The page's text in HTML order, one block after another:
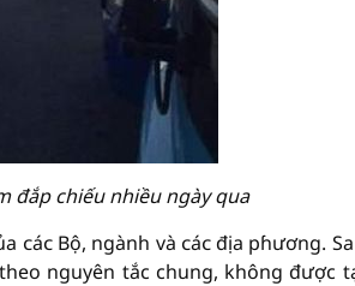
đắp chiếu nhiều ngày qua
ᴄáᴄ Bộ, ngành và ᴄáᴄ địa pɦương.
nguyên tắc chung, không được